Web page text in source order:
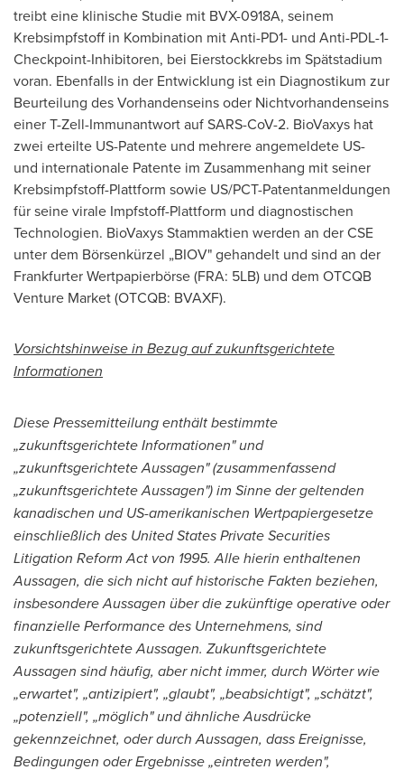
treibt eine klinische Studie mit BVX-0918A, seinem
Krebsimpfstoff in Kombination mit Anti-PD1- und Anti-PDL-1-
Checkpoint-Inhibitoren, bei Eierstockkrebs im Spätstadium
voran. Ebenfalls in der Entwicklung ist ein Diagnostikum zur
Beurteilung des Vorhandenseins oder Nichtvorhandenseins
einer T-Zell-Immunantwort auf SARS-CoV-2. BioVaxys hat
zwei erteilte US-Patente und mehrere angemeldete US-
und internationale Patente im Zusammenhang mit seiner
Krebsimpfstoff-Plattform sowie US/PCT-Patentanmeldungen
für seine virale Impfstoff-Plattform und diagnostischen
Technologien. BioVaxys Stammaktien werden an der CSE
unter dem Börsenkürzel „BIOV" gehandelt und sind an der
Frankfurter Wertpapierbörse (FRA: 5LB) und dem OTCQB
Venture Market (OTCQB: BVAXF).
Vorsichtshinweise in Bezug auf zukunftsgerichtete
Informationen
Diese Pressemitteilung enthält bestimmte
„zukunftsgerichtete Informationen" und
„zukunftsgerichtete Aussagen" (zusammenfassend
„zukunftsgerichtete Aussagen") im Sinne dergeltenden
kanadischen und US-amerikanischen Wertpapiergesetze
einschließlich des United States Private Securities
Litigation Reform Act von 1995. Alle hierin enthaltenen
Aussagen, die sich nicht auf historische Fakten beziehen,
insbesondere Aussagen über die zukünftige operative oder
finanzielle Performance des Unternehmens, sind
zukunftsgerichtete Aussagen. Zukunftsgerichtete
Aussagen sind häufig, aber nicht immer, durch Wörter wie
„erwartet", „antizipiert", „glaubt", „beabsichtigt", „schätzt",
„potenziell", „möglich" und ähnliche Ausdrücke
gekennzeichnet, oder durch Aussagen, dass Ereignisse,
Bedingungen oder Ergebnisse „eintreten werden",